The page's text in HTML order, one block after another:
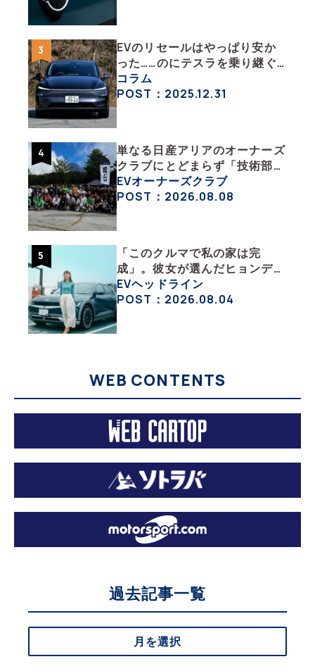
EVのリセールはやっぱり安か
った……のにテスラを乗り継ぐ
ってどういうこと？ 【テスラ
沼にはまった大学教授のEV生
コラム
POST：2025.12.31
単なる日産アリアのオーナーズ
クラブにとどまらず「技術部」
「バイク部」「釣り部」など多
彩な趣味人集合体がAOCJ【
EVオーナーズクラブ
POST：2026.08.08
「このクルマで私の家は完
成」。彼女が選んだヒョンデ
「IONIQ 5」の「エネルギーハ
ック」な生活【ななみんEVレ
EVヘッドライン
POST：2026.08.04
WEB CONTENTS
過去記事一覧
月を選択